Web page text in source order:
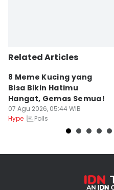
Related Articles
8 Meme Kucing yang
Bisa Bikin Hatimu
Hangat, Gemas Semua!
07 Agu 2026, 05:44 WIB
Hype
Polls